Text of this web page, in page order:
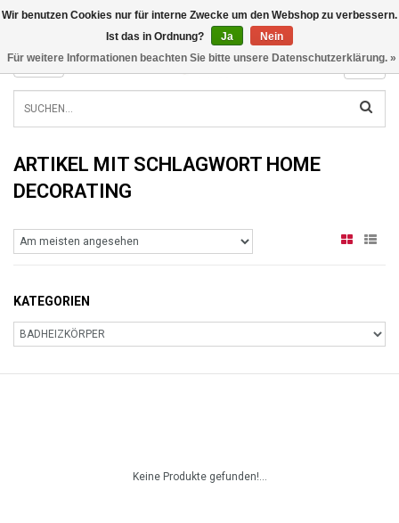
INFO@RADIATORS.SHOP
MENU
ARTIKEL MIT SCHLAGWORT HOME
DECORATING
KATEGORIEN
Keine Produkte gefunden!...
Wir benutzen Cookies nur für interne Zwecke um den Webshop zu verbessern.
Ist das in Ordnung?
Ja
Nein
Für weitere Informationen beachten Sie bitte unsere Datenschutzerklärung. »